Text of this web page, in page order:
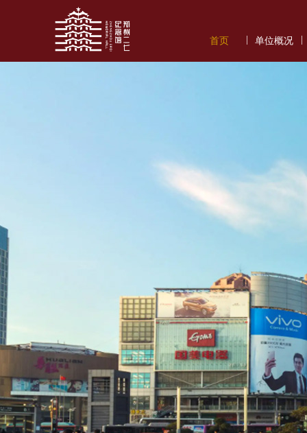
首页 单位概况